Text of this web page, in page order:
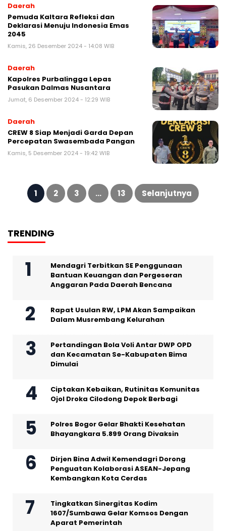
Daerah
Pemuda Kaltara Refleksi dan
Deklarasi Menuju Indonesia Emas
2045
Kamis, 26 Desember 2024 - 14:08 WIB
Daerah
Kapolres Purbalingga Lepas
Pasukan Dalmas Nusantara
Jumat, 6 Desember 2024 - 12:29 WIB
Daerah
CREW 8 Siap Menjadi Garda Depan
Percepatan Swasembada Pangan
Kamis, 5 Desember 2024 - 19:42 WIB
Paginasi
pos
1 2 3 … 13 Selanjutnya
TRENDING
Mendagri Terbitkan SE Penggunaan
Bantuan Keuangan dan Pergeseran
Anggaran Pada Daerah Bencana
Rapat Usulan RW, LPM Akan Sampaikan
Dalam Musrembang Kelurahan
Pertandingan Bola Voli Antar DWP OPD
dan Kecamatan Se-Kabupaten Bima
Dimulai
Ciptakan Kebaikan, Rutinitas Komunitas
Ojol Droka Cilodong Depok Berbagi
Polres Bogor Gelar Bhakti Kesehatan
Bhayangkara 5.899 Orang Divaksin
Dirjen Bina Adwil Kemendagri Dorong
Penguatan Kolaborasi ASEAN-Jepang
Kembangkan Kota Cerdas
Tingkatkan Sinergitas Kodim
1607/Sumbawa Gelar Komsos Dengan
Aparat Pemerintah